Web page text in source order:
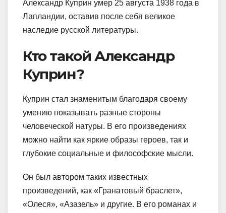
Александр Куприн умер 25 августа 1938 года в
Лапландии, оставив после себя великое
наследие русской литературы.
Кто такой Александр
Куприн?
Куприн стал знаменитым благодаря своему
умению показывать разные стороны
человеческой натуры. В его произведениях
можно найти как яркие образы героев, так и
глубокие социальные и философские мысли.
Он был автором таких известных
произведений, как «Гранатовый браслет»,
«Олеся», «Азазель» и другие. В его романах и